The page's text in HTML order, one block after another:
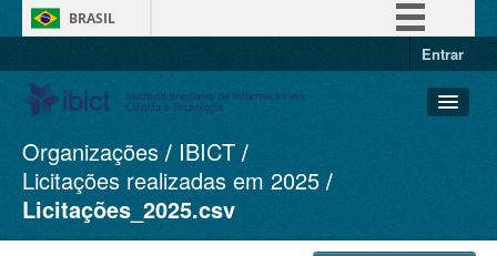
BRASIL
Legislação
Entrar
Conjuntos de dados
Organizações
Grupos
Organizações
IBICT
Licitações realizadas em 2025
Licitações_2025.csv